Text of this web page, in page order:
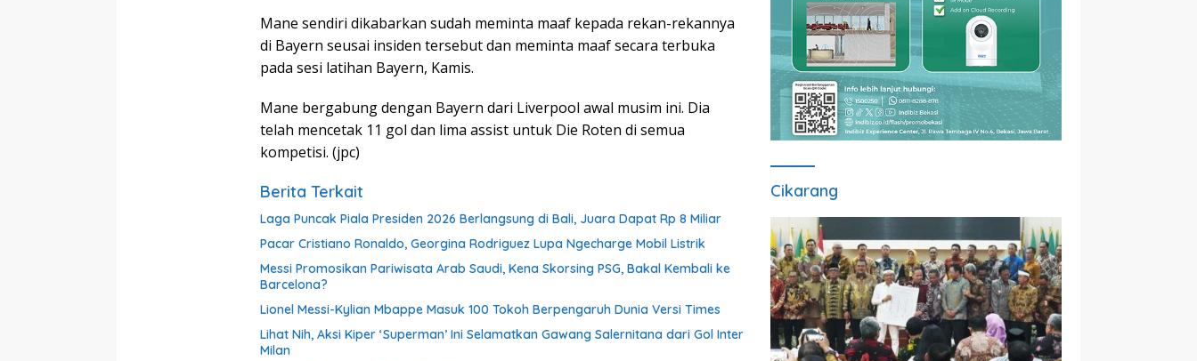
Mane sendiri dikabarkan sudah meminta maaf kepada rekan-rekannya
di Bayern seusai insiden tersebut dan meminta maaf secara terbuka
pada sesi latihan Bayern, Kamis.
Mane bergabung dengan Bayern dari Liverpool awal musim ini. Dia
telah mencetak 11 gol dan lima assist untuk Die Roten di semua
kompetisi. (jpc)
Berita Terkait
Laga Puncak Piala Presiden 2026 Berlangsung di Bali, Juara Dapat Rp 8 Miliar
Pacar Cristiano Ronaldo, Georgina Rodriguez Lupa Ngecharge Mobil Listrik
Messi Promosikan Pariwisata Arab Saudi, Kena Skorsing PSG, Bakal Kembali ke
Barcelona?
Lionel Messi-Kylian Mbappe Masuk 100 Tokoh Berpengaruh Dunia Versi Times
Lihat Nih, Aksi Kiper ‘Superman’ Ini Selamatkan Gawang Salernitana dari Gol Inter
Milan
Cikarang